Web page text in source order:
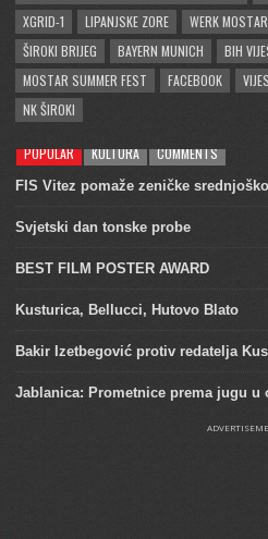
XGRID-1
LIPANJSKE ZORE WERK MOSTAR
ŠIROKI BRIJEG
BAYERN MUNICH BIH
MOSTAR SUMMER FEST
FACEBOOK
NK ŠIROKI
POPULAR KULTURA COMMENTS
FIS Vitez pomaže zeničke
Svjetski dan tonske probe
BEST FILM POSTER AWARD
Kusturica, Bellucci, Hutovo Blato
Bakir Izetbegović protiv redatelja
Jablanica: Prometnice prema jugu u